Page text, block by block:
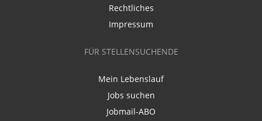
Rechtliches
Impressum
FÜR STELLENSUCHENDE
Mein Lebenslauf
Jobs suchen
Jobmail-ABO